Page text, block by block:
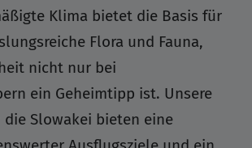
Klima bietet die Basis für
Flora und Fauna,
nicht nur bei
ein Geheimtipp ist. Unsere
die Slowakei bieten eine